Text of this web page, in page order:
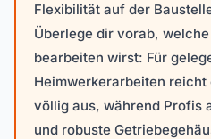
Flexibilität auf der
Überlege dir vorab,
bearbeiten wirst: Für
Heimwerkerarbeiten reicht
völlig aus, während Profis
und robuste